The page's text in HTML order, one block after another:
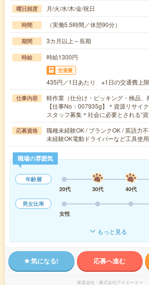
曜日頻度 月/火/水/木/金/祝日
時間 （実働5.5時間／休憩90分）
期間 3カ月以上～長期
時給 時給1300円
交通費
435円／1日あたり ※1日の交通費上
仕事内容
軽作業（仕分け・ピッキング・検品、
【仕事No：007935g】＊資源リサイ
スタッフ募集＊社会に必要とされる“
応募資格
職種未経験OK / ブランクOK / 英語力
未経験OK電動ドライバーなど工具使
職場の雰囲気
年齢層
20代
30代 40代
男女比率
女性
もっと見る
気になる! 応募へ進む
派遣会社 株式会社アイエーイー